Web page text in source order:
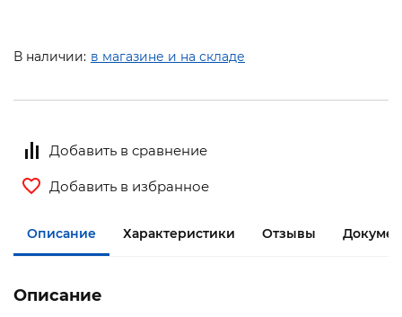
В наличии: в магазине и на складе
Добавить в сравнение
Добавить в избранное
Описание Характеристики Отзывы
Описание